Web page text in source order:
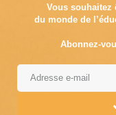
Vous souhaitez
du monde de
Abonnez-